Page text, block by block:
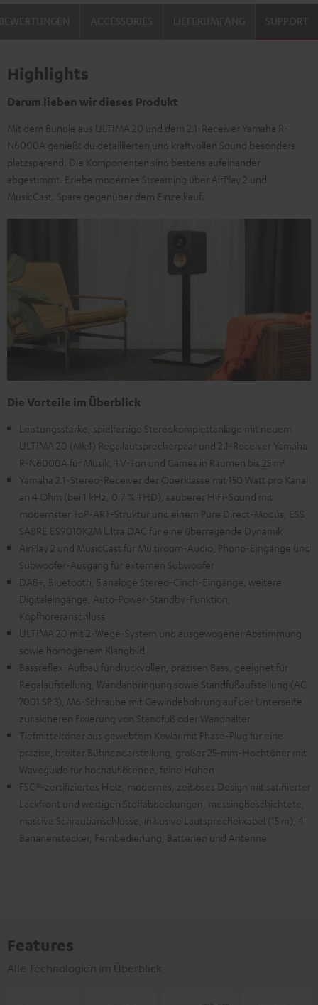
SUPPORT
Highlights
Darum lieben wir dieses Produkt
Mit dem Bundle aus ULTIMA 20 und dem 2.1-Receiver Yamaha R-
N6000A genießt du detaillierten und kraftvollen Sound besonders
platzsparend. Die Komponenten sind bestens aufeinander
abgestimmt. Erlebe modernes Streaming über AirPlay 2 und
MusicCast. Spare gegenüber dem Einzelkauf.
Die Vorteile im Überblick
Leistungsstarke, spielfertige Stereokomplettanlage mit neuem
ULTIMA 20 (Mk4) Regallautsprecherpaar und 2.1-Receiver Yamaha
R-N6000A für Musik, TV-Ton und Games in Räumen bis 25 m²
Yamaha 2.1-Stereo-Receiver der Oberklasse mit 150 Watt pro Kanal
an 4 Ohm (bei 1 kHz, 0.7 % THD), sauberer HiFi-Sound mit
modernster ToP-ART-Struktur und einem Pure Direct-Modus, ESS
SABRE ES9010K2M Ultra DAC für eine überragende Dynamik
AirPlay 2 und MusicCast für Multiroom-Audio, Phono-Eingänge und
Subwoofer-Ausgang für externen Subwoofer
DAB+, Bluetooth, 5 analoge Stereo-Cinch-Eingänge, weitere
Digitaleingänge, Auto-Power-Standby-Funktion,
Kopfhöreranschluss
ULTIMA 20 mit 2-Wege-System und ausgewogener Abstimmung
sowie homogenem Klangbild
Bassreflex-Aufbau für druckvollen, präzisen Bass, geeignet für
Regalaufstellung, Wandanbringung sowie Standfußaufstellung (AC
7001 SP 3), M6-Schraube mit Gewindebohrung auf der Unterseite
zur sicheren Fixierung von Standfuß oder Wandhalter
Tiefmitteltöner aus gewebtem Kevlar mit Phase-Plug für eine
präzise, breiter Bühnendarstellung, großer 25-mm-Hochtöner mit
Waveguide für hochauflösende, feine Höhen
FSC®-zertifiziertes Holz, modernes, zeitloses Design mit satinierter
Lackfront und wertigen Stoffabdeckungen, messingbeschichtete,
massive Schraubanschlüsse, inklusive Lautsprecherkabel (15 m), 4
Bananenstecker, Fernbedienung, Batterien und Antenne
Features
Alle Technologien im Überblick